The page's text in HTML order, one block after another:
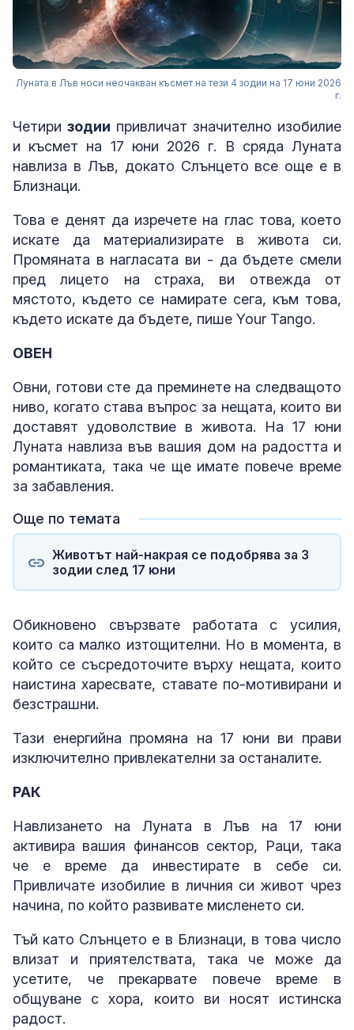
Луната в Лъв носи неочакван късмет на тези 4 зодии на 17 юни 2026
г.
Четири зодии привличат значително изобилие
и късмет на 17 юни 2026 г. В сряда Луната
навлиза в Лъв, докато Слънцето все още е в
Близнаци.
Това е денят да изречете на глас това, което
искате да материализирате в живота си.
Промяната в нагласата ви - да бъдете смели
пред лицето на страха, ви отвежда от
мястото, където се намирате сега, към това,
където искате да бъдете, пише Your Tango.
ОВЕН
Овни, готови сте да преминете на следващото
ниво, когато става въпрос за нещата, които ви
доставят удоволствие в живота. На 17 юни
Луната навлиза във вашия дом на радостта и
романтиката, така че ще имате повече време
за забавления.
Още по темата
Животът най-накрая се подобрява за 3
зодии след 17 юни
Обикновено свързвате работата с усилия,
които са малко изтощителни. Но в момента, в
който се съсредоточите върху нещата, които
наистина харесвате, ставате по-мотивирани и
безстрашни.
Тази енергийна промяна на 17 юни ви прави
изключително привлекателни за останалите.
РАК
Навлизането на Луната в Лъв на 17 юни
активира вашия финансов сектор, Раци, така
че е време да инвестирате в себе си.
Привличате изобилие в личния си живот чрез
начина, по който развивате мисленето си.
Тъй като Слънцето е в Близнаци, в това число
влизат и приятелствата, така че може да
усетите, че прекарвате повече време в
общуване с хора, които ви носят истинска
радост.